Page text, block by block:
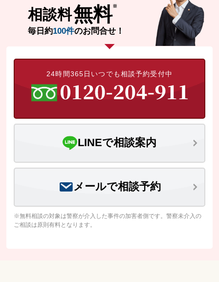
相談料無料
毎日約100件のお問合せ！
24時間365日いつでも相談予約受付中
LINEで相談案内
メールで相談予約
※無料相談の対象は警察が介入した事件の加害者側です。警察未介入の
ご相談は原則有料となります。